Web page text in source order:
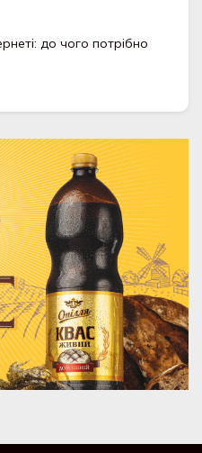
до чого потрібно